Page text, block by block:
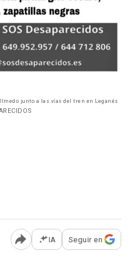
junto a las vías del tren en Leganés
Abrir opciones para
IA Seguir en